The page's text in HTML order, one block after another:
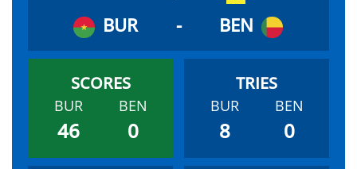
BUR - BEN
BUR BEN
46 0
BUR BEN
8 0